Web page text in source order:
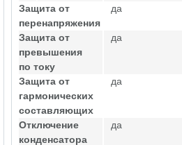
Защита от
перенапряжения
да
Защита от
превышения
по току
да
Защита от
гармонических
составляющих
да
Отключение
конденсатора
да